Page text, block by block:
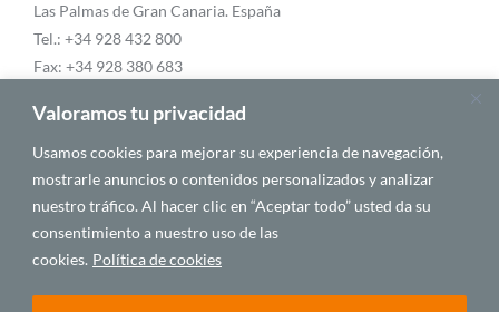
Valoramos tu privacidad
Usamos cookies para mejorar su experiencia de navegación,
mostrarle anuncios o contenidos personalizados y analizar
nuestro tráfico. Al hacer clic en “Aceptar todo” usted da su
consentimiento a nuestro uso de las
cookies. Política de cookies
Las Palmas de Gran Canaria. España
Tel.: +34 928 432 800
Fax: +34 928 380 683
Blog
Quiénes somos